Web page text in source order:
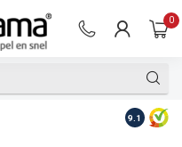
0
Op
9.1